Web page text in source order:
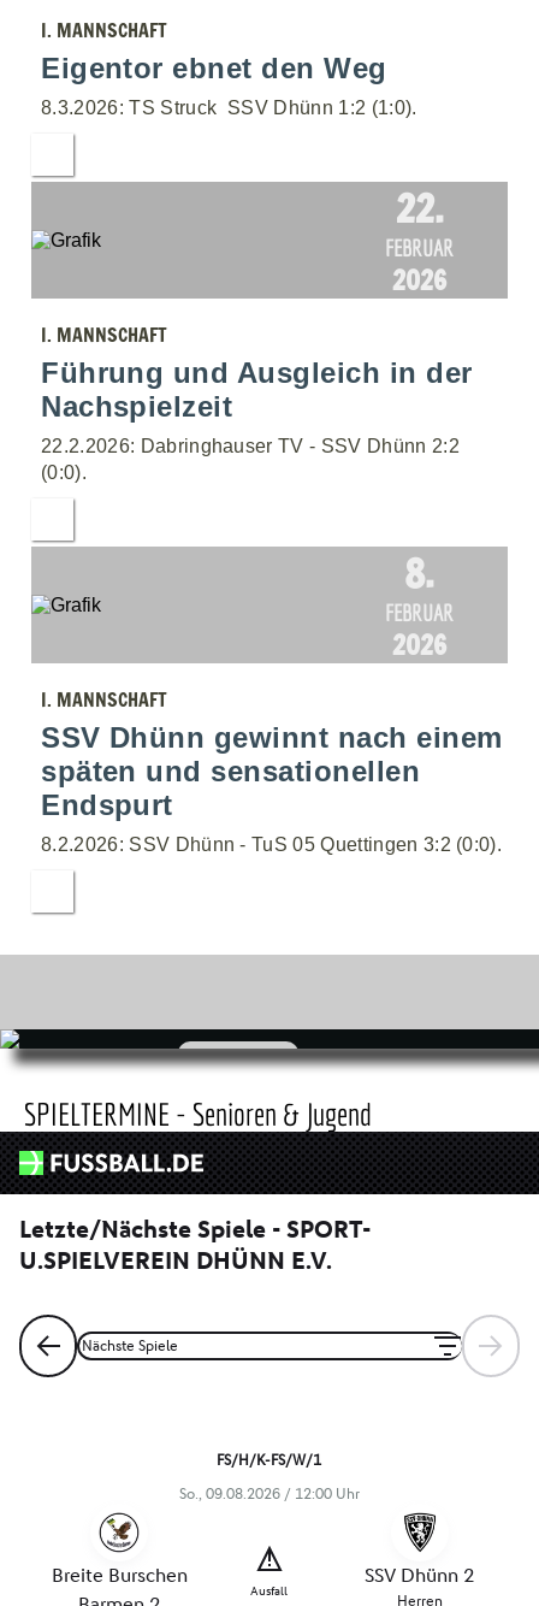
I. MANNSCHAFT
Eigentor ebnet den Weg
8.3.2026: TS Struck  SSV Dhünn 1:2 (1:0).
22.
FEBRUAR
2026
I. MANNSCHAFT
Führung und Ausgleich in der
Nachspielzeit
22.2.2026: Dabringhauser TV - SSV Dhünn 2:2
(0:0).
8.
FEBRUAR
2026
I. MANNSCHAFT
SSV Dhünn gewinnt nach einem
späten und sensationellen
Endspurt
8.2.2026: SSV Dhünn - TuS 05 Quettingen 3:2 (0:0).
zum Shop
SPIELTERMINE - Senioren & Jugend